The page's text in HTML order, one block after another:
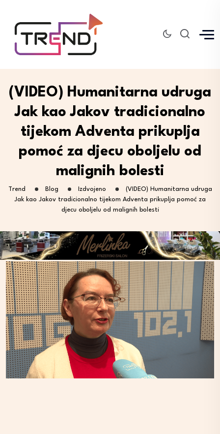
(VIDEO) Humanitarna udruga
Jak kao Jakov tradicionalno
tijekom Adventa prikuplja
pomoć za djecu oboljelu od
malignih bolesti
Trend Blog Izdvojeno
(VIDEO) Humanitarna udruga
Jak kao Jakov tradicionalno tijekom Adventa prikuplja pomoć za
djecu oboljelu od malignih bolesti